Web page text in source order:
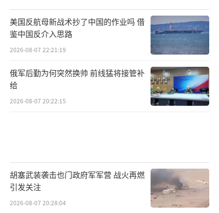
美国反航母新战术抄了中国的作业吗 借
鉴中国反介入思路
2026-08-07 22:21:19
俄军后勤为何突然换帅 前线猛将接管补
给
2026-08-07 20:22:15
胡塞武装袭击也门政府军军营 战火再燃
引发关注
2026-08-07 20:28:04